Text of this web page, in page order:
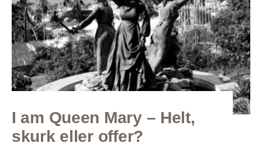
I am Queen Mary – Helt,
skurk eller offer?